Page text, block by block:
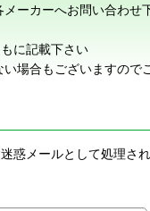
ーカーへお問い合わせ
に記載下さい
場合もございますので
惑メールとして処理